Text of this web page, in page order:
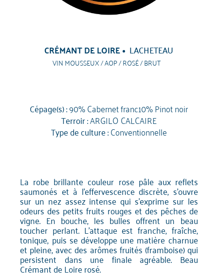
CRÉMANT DE LOIRE LACHETEAU
VIN MOUSSEUX / AOP / ROSÉ / BRUT
Cépage(s) :90% Cabernet franc10% Pinot noir
Terroir :ARGILO CALCAIRE
Type de culture :Conventionnelle
La robe brillante couleur rose pâle aux reflets
saumonés et à l'effervescence discrète, s'ouvre
sur un nez assez intense qui s'exprime sur les
odeurs des petits fruits rouges et des pêches de
vigne. En bouche, les bulles offrent un beau
toucher perlant. L'attaque est franche, fraîche,
tonique, puis se développe une matière charnue
et pleine, avec des arômes fruités (framboise) qui
persistent dans une finale agréable. Beau
Crémant de Loire rosé.